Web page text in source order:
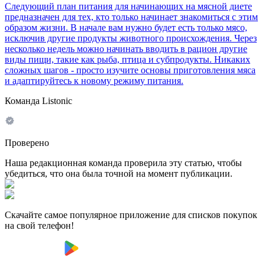
Следующий план питания для начинающих на мясной диете
предназначен для тех, кто только начинает знакомиться с этим
образом жизни. В начале вам нужно будет есть только мясо,
исключив другие продукты животного происхождения. Через
несколько недель можно начинать вводить в рацион другие
виды пищи, такие как рыба, птица и субпродукты. Никаких
сложных шагов - просто изучите основы приготовления мяса
и адаптируйтесь к новому режиму питания.
Команда Listonic
Проверено
Наша редакционная команда проверила эту статью, чтобы
убедиться, что она была точной на момент публикации.
Скачайте самое популярное приложение для списков покупок
на свой телефон!